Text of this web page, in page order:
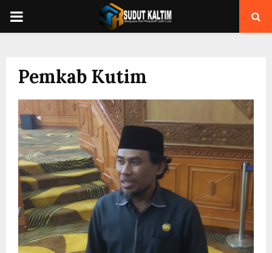
PRIMARY
Pemkab Kutim